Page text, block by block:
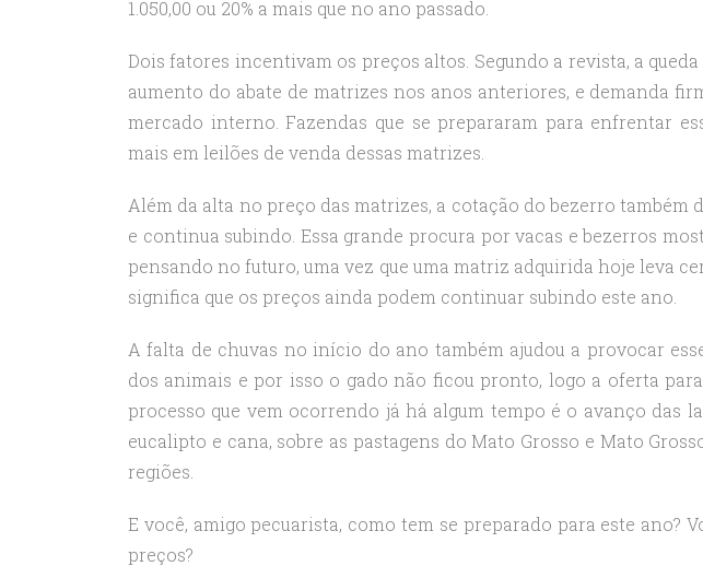
1.050,00 ou 20% a mais que no ano passado.
Dois fatores incentivam os preços altos. Segundo a revista, a
aumento do abate de matrizes nos anos anteriores, e demanda
mercado interno. Fazendas que se prepararam para enfrentar
mais em leilões de venda dessas matrizes.
Além da alta no preço das matrizes, a cotação do bezerro também
e continua subindo. Essa grande procura por vacas e bezerros
pensando no futuro, uma vez que uma matriz adquirida hoje leva
significa que os preços ainda podem continuar subindo este ano.
A falta de chuvas no início do ano também ajudou a provocar
dos animais e por isso o gado não ficou pronto, logo a oferta
processo que vem ocorrendo já há algum tempo é o avanço das
eucalipto e cana, sobre as pastagens do Mato Grosso e Mato
regiões.
E você, amigo pecuarista, como tem se preparado para este ano?
preços?